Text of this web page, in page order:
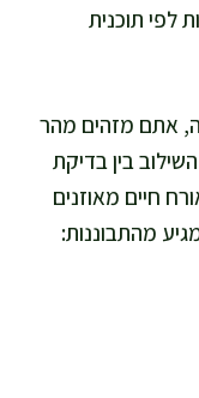
לפי תוכנית
אתם מזהים מהר
בין בדיקת
חיים מאוזנים
מהתבוננות: